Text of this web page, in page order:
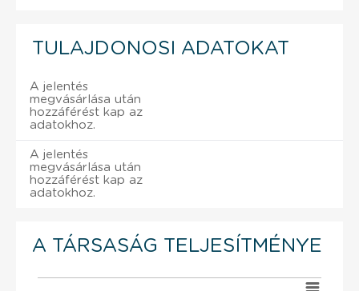
TULAJDONOSI ADATOKAT
A jelentés
megvásárlása után
hozzáférést kap az
adatokhoz.
A jelentés
megvásárlása után
hozzáférést kap az
adatokhoz.
A TÁRSASÁG TELJESÍTMÉNYE